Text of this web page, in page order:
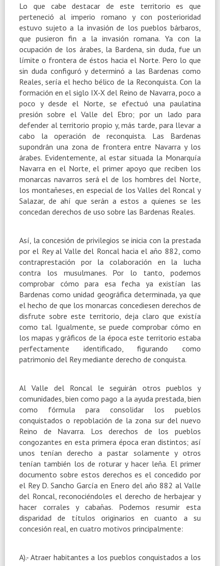
Lo que cabe destacar de este territorio es que
perteneció al imperio romano y con posterioridad
estuvo sujeto a la invasión de los pueblos bárbaros,
que pusieron fin a la invasión romana. Ya con la
ocupación de los árabes, la Bardena, sin duda, fue un
límite o frontera de éstos hacia el Norte. Pero lo que
sin duda configuró y determinó a las Bardenas como
Reales, sería el hecho bélico de la Reconquista. Con la
formación en el siglo IX-X del Reino de Navarra, poco a
poco y desde el Norte, se efectuó una paulatina
presión sobre el Valle del Ebro; por un lado para
defender al territorio propio y, más tarde, para llevar a
cabo la operación de reconquista. Las Bardenas
supondrán una zona de frontera entre Navarra y los
árabes. Evidentemente, al estar situada la Monarquía
Navarra en el Norte, el primer apoyo que reciben los
monarcas navarros será el de los hombres del Norte,
los montañeses, en especial de los Valles del Roncal y
Salazar, de ahí que serán a estos a quienes se les
concedan derechos de uso sobre las Bardenas Reales.
Así, la concesión de privilegios se inicia con la prestada
por el Rey al Valle del Roncal hacia el año 882, como
contraprestación por la colaboración en la lucha
contra los musulmanes. Por lo tanto, podemos
comprobar cómo para esa fecha ya existían las
Bardenas como unidad geográfica determinada, ya que
el hecho de que los monarcas concediesen derechos de
disfrute sobre este territorio, deja claro que existía
como tal. Igualmente, se puede comprobar cómo en
los mapas y gráficos de la época este territorio estaba
perfectamente identificado, figurando como
patrimonio del Rey mediante derecho de conquista.
Al Valle del Roncal le seguirán otros pueblos y
comunidades, bien como pago a la ayuda prestada, bien
como fórmula para consolidar los pueblos
conquistados o repoblación de la zona sur del nuevo
Reino de Navarra. Los derechos de los pueblos
congozantes en esta primera época eran distintos; así
unos tenían derecho a pastar solamente y otros
tenían también los de roturar y hacer leña. El primer
documento sobre estos derechos es el concedido por
el Rey D. Sancho García en Enero del año 882 al Valle
del Roncal, reconociéndoles el derecho de herbajear y
hacer corrales y cabañas. Podemos resumir esta
disparidad de títulos originarios en cuanto a su
concesión real, en cuatro motivos principalmente:
A).- Atraer habitantes a los pueblos conquistados a los